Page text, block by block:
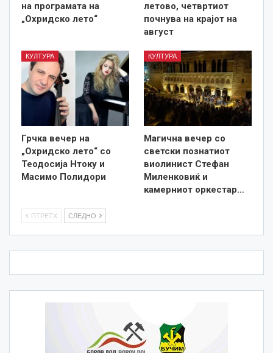
на програмата на
„Охридско лето“
летово, четвртиот
почнува на крајот на
август
КУЛТУРА
Грчка вечер на
„Охридско лето“ со
Теодосија Нтоку и
Масимо Полидори
КУЛТУРА
Магична вечер со
светски познатиот
виолинист Стефан
Миленковиќ и
камерниот оркестар…
ПТРЕТХ СЛЕДНО